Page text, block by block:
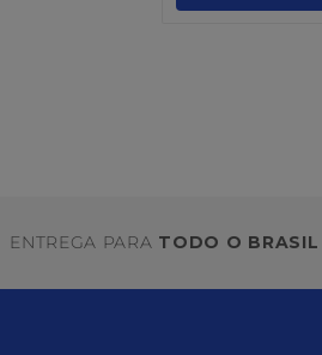
ENTREGA PARA TODO O BRASIL